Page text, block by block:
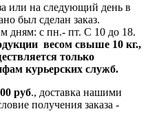
или на следующий день в
был сделан заказ.
дням: с пн.- пт. С 10 до 18.
весом свыше 10 кг.,
только
курьерских служб.
руб., доставка нашими
получения заказа -